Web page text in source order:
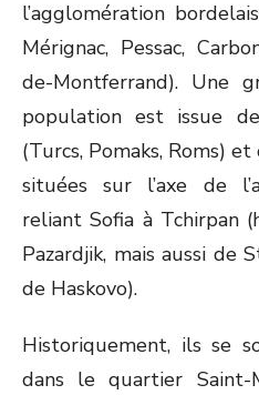
l’agglomération
Mérignac, Pessac,
de-Montferrand). Une
population est issue
(Turcs, Pomaks, Roms)
situées sur l’axe de
reliant Sofia à Tchirpan
Pazardjik, mais aussi de
de Haskovo).
Historiquement, ils se
dans le quartier